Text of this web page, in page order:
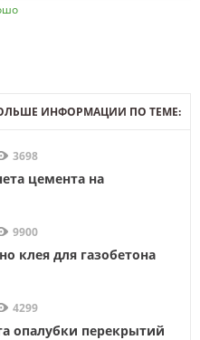
ИНФОРМАЦИИ ПО ТЕМЕ:
3698
цемента на
9900
клея для газобетона
4299
опалубки перекрытий